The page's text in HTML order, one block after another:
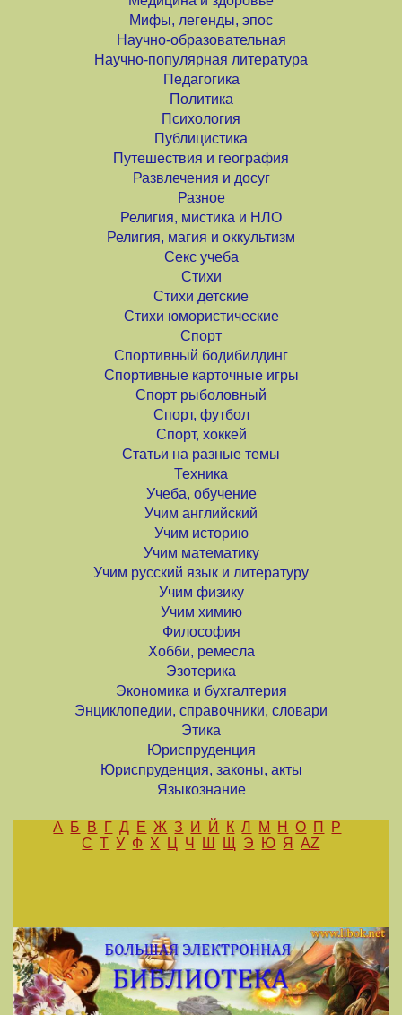
Мифы, легенды, эпос
Научно-образовательная
Научно-популярная литература
Педагогика
Политика
Психология
Публицистика
Путешествия и география
Развлечения и досуг
Разное
Религия, мистика и НЛО
Религия, магия и оккультизм
Секс учеба
Стихи
Стихи детские
Стихи юмористические
Спорт
Спортивный бодибилдинг
Спортивные карточные игры
Спорт рыболовный
Спорт, футбол
Спорт, хоккей
Статьи на разные темы
Техника
Учеба, обучение
Учим английский
Учим историю
Учим математику
Учим русский язык и литературу
Учим физику
Учим химию
Философия
Хобби, ремесла
Эзотерика
Экономика и бухгалтерия
Энциклопедии, справочники, словари
Этика
Юриспруденция
Юриспруденция, законы, акты
Языкознание
А Б В Г Д Е Ж З И Й К Л М Н О П
Р
С Т У Ф Х Ц Ч Ш Щ Э Ю Я AZ